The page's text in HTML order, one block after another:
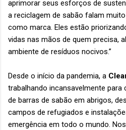
aprimorar seus esforços de
a reciclagem de sabão falam
como marca. Eles estão
vidas nas mãos de quem precisa,
ambiente de resíduos nocivos.”
Desde o início da pandemia, a
trabalhando incansavelmente para
de barras de sabão em abrigos,
campos de refugiados e
emergência em todo o mundo.